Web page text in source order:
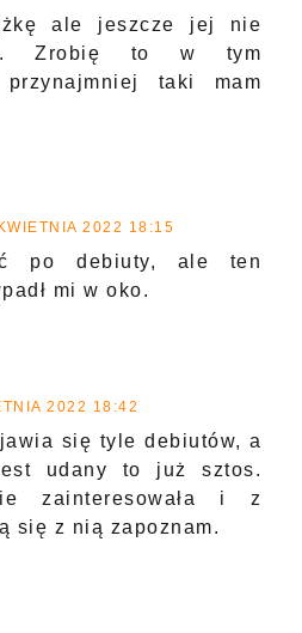
ale jeszcze jej nie
Zrobię to w tym
taki mam
2022 18:15
po debiuty, ale ten
mi w oko.
2022 18:42
się tyle debiutów, a
udany to już sztos.
zainteresowała i z
się z nią zapoznam.